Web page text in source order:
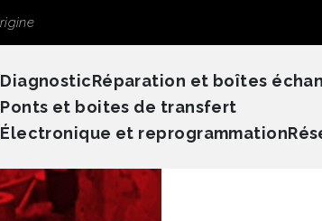
DiagnosticRéparation et boîtes
Ponts et boites de transfert
Électronique et reprogrammation